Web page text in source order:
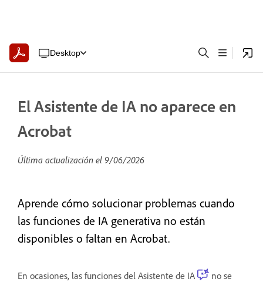
Desktop
El Asistente de IA no aparece en
Acrobat
Última actualización el 9/06/2026
Aprende cómo solucionar problemas cuando
las funciones de IA generativa no están
disponibles o faltan en Acrobat.
En ocasiones, las funciones del Asistente de IA
no se